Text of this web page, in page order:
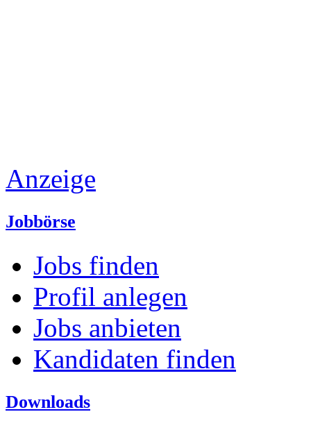
Anzeige
Jobbörse
Jobs finden
Profil anlegen
Jobs anbieten
Kandidaten finden
Downloads